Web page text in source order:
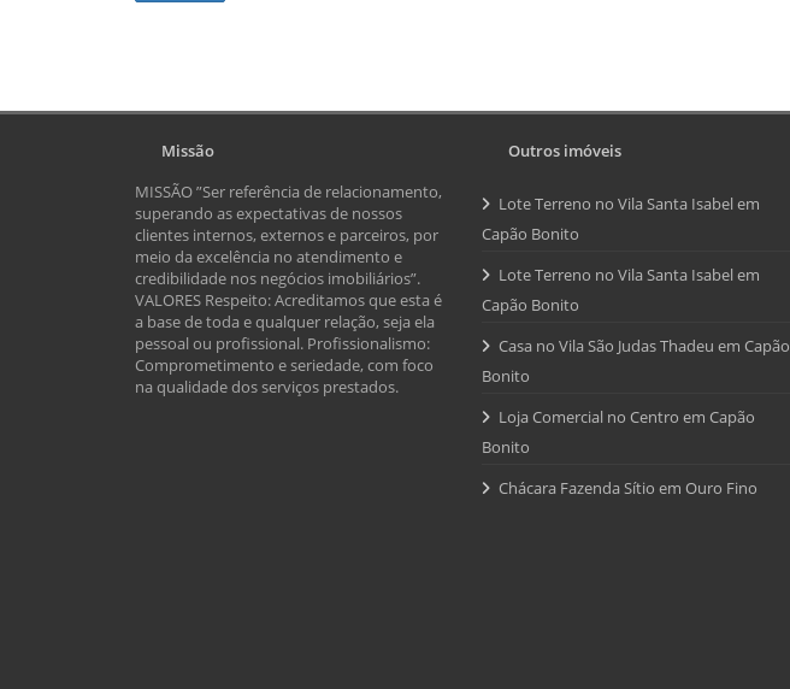
Missão
MISSÃO ”Ser referência de relacionamento,
superando as expectativas de nossos
clientes internos, externos e parceiros, por
meio da excelência no atendimento e
credibilidade nos negócios imobiliários”.
VALORES Respeito: Acreditamos que esta é
a base de toda e qualquer relação, seja ela
pessoal ou profissional. Profissionalismo:
Comprometimento e seriedade, com foco
na qualidade dos serviços prestados.
Outros imóveis
Lote Terreno no Vila Santa Isabel em
Capão Bonito
Lote Terreno no Vila Santa Isabel em
Capão Bonito
Casa no Vila São Judas Thadeu em Capão
Bonito
Loja Comercial no Centro em Capão
Bonito
Chácara Fazenda Sítio em Ouro Fino